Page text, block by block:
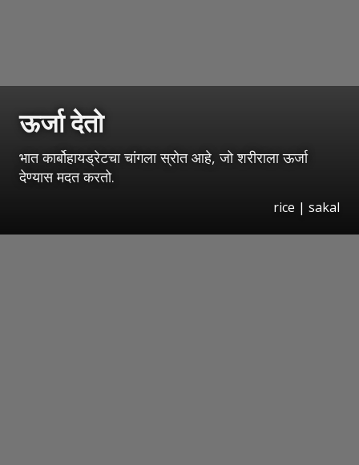
ऊर्जा देतो
भात कार्बोहायड्रेटचा चांगला स्रोत आहे, जो शरीराला ऊर्जा
देण्यास मदत करतो.
rice | sakal